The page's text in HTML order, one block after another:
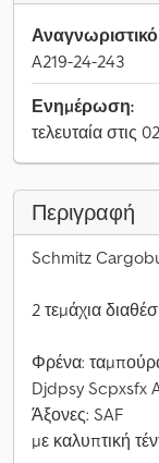
A219-24-243
Ενημέρωση:
τελευταία στις
Περιγραφή
Schmitz
2 τεμάχια
Φρένα:
Djdpsy Scpxsfx
Άξονες: SAF
με καλυπτική